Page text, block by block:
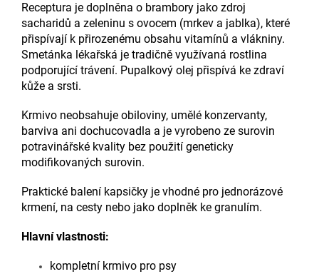
Receptura je doplněna o brambory jako zdroj
sacharidů a zeleninu s ovocem (mrkev a jablka), které
přispívají k přirozenému obsahu vitamínů a vlákniny.
Smetánka lékařská je tradičně využívaná rostlina
podporující trávení. Pupalkový olej přispívá ke zdraví
kůže a srsti.
Krmivo neobsahuje obiloviny, umělé konzervanty,
barviva ani dochucovadla a je vyrobeno ze surovin
potravinářské kvality bez použití geneticky
modifikovaných surovin.
Praktické balení kapsičky je vhodné pro jednorázové
krmení, na cesty nebo jako doplněk ke granulím.
Hlavní vlastnosti:
kompletní krmivo pro psy